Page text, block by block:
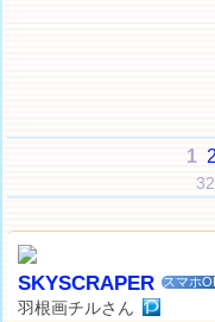
1 2
SKYSCRAPER スマホ
羽根画チルさん